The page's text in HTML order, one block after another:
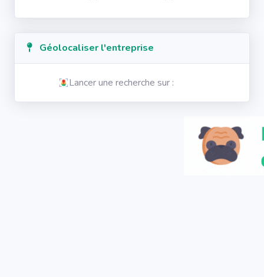
Géolocaliser l'entreprise
Lancer une recherche sur :